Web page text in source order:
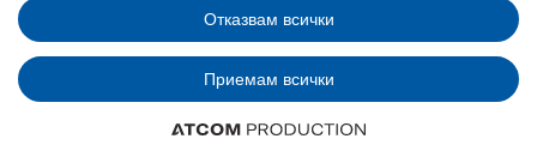
Общи условия на програма IKEA Family
Политика за защита на лични данни на програма IKEA Family
© Inter-IKEA Systems B.V. 1999 - 2025
Отказвам всички
Приемам всички